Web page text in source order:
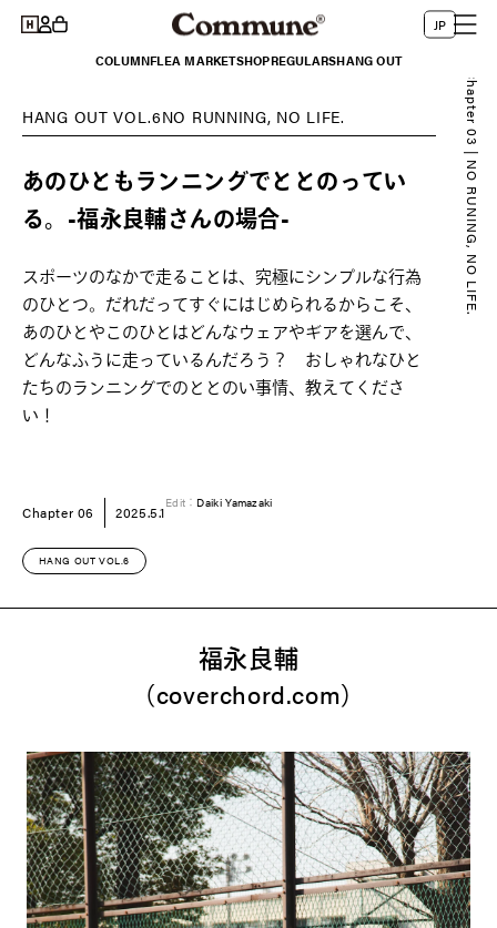
ンツに
イ
ー
言
JP
COLUMNFLEA MARKETSHOPREGULARSHANG OUT
Chapter 06 2025.5.1Edit： Daiki Yamazaki
HANG OUT VOL.6
HANG OUT VOL.6NO RUNNING, NO LIFE.
あのひともランニングでととのってい
る。-福永良輔さんの場合-
スポーツのなかで走ることは、究極にシンプルな行為
のひとつ。だれだってすぐにはじめられるからこそ、
あのひとやこのひとはどんなウェアやギアを選んで、
どんなふうに走っているんだろう？ おしゃれなひと
たちのランニングでのととのい事情、教えてくださ
い！
Chapter 03 | NO RUNING, NO LIFE.
福永良輔
（coverchord.com）